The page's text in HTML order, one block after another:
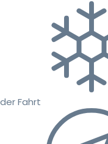
der Fahrt